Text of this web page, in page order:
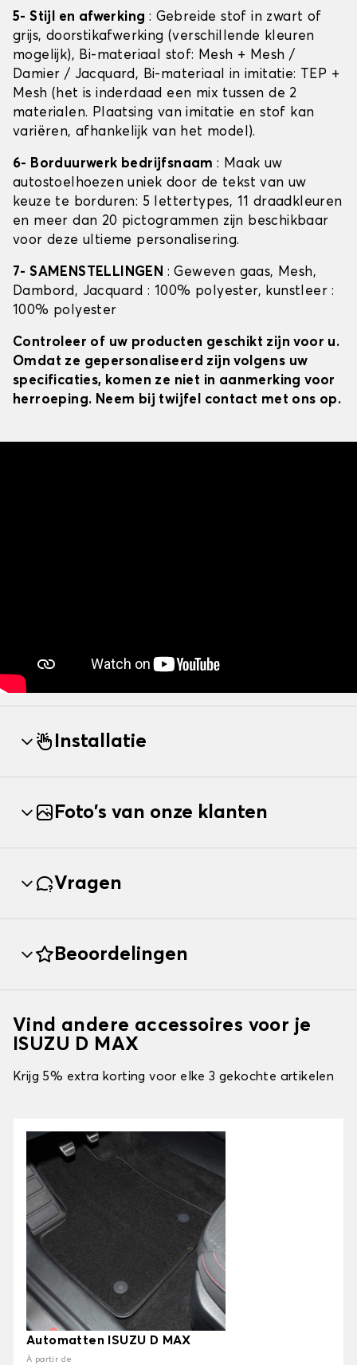
5- Stijl en afwerking : Gebreide stof in zwart of
grijs, doorstikafwerking (verschillende kleuren
mogelijk), Bi-materiaal stof: Mesh + Mesh /
Damier / Jacquard, Bi-materiaal in imitatie: TEP +
Mesh (het is inderdaad een mix tussen de 2
materialen. Plaatsing van imitatie en stof kan
variëren, afhankelijk van het model).
6- Borduurwerk bedrijfsnaam: Maak uw
autostoelhoezen uniek door de tekst van uw
keuze te borduren: 5 lettertypes, 11 draadkleuren
en meer dan 20 pictogrammen zijn beschikbaar
voor deze ultieme personalisering.
7- SAMENSTELLINGEN : Geweven gaas, Mesh,
Dambord, Jacquard : 100% polyester, kunstleer :
100% polyester
Controleer of uw producten geschikt zijn voor u.
Omdat ze gepersonaliseerd zijn volgens uw
specificaties, komen ze niet in aanmerking voor
herroeping. Neem bij twijfel contact met ons op.
Installatie
Foto's van onze klanten
Vragen
Beoordelingen
Vind andere accessoires voor je
ISUZU D MAX
Krijg 5% extra korting voor elke 3 gekochte artikelen
Automatten ISUZU D MAX
À partir de